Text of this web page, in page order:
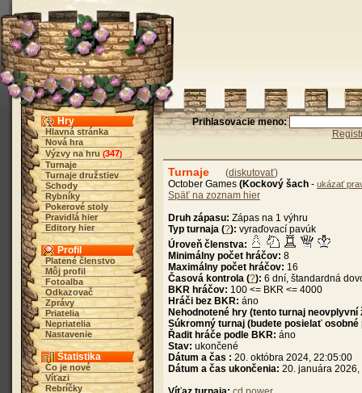
Hry
Hlavná stránka
Nová hra
Výzvy na hru (347)
Turnaje
Turnaje družstiev
Schody
Rybníky
Pokerové stoly
Pravidlá hier
Editory hier
Profil
Platené členstvo
Môj profil
Fotoalba
Odkazovač
Zprávy
Priatelia
Nepriatelia
Nastavenie
Štatistika
Čo je nové
Víťazi
Rebríčky
Prihlasovacie meno:
Turnaje (diskutovať)
October Games (Kockový šach - ukázať
Späť na zoznam hier
Druh zápasu: Zápas na 1 výhru
Typ turnaja (?): vyraďovací pavúk
Úroveň členstva:
Minimálny počet hráčov: 8
Maximálny počet hráčov: 16
Časová kontrola (?): 6 dní, štandardná
BKR hráčov: 100 <= BKR <= 4000
Hráči bez BKR: áno
Nehodnotené hry (tento turnaj neovplyvní
Súkromný turnaj (budete posielať osobné
Řadit hráče podle BKR: áno
Stav: ukončené
Dátum a čas : 20. októbra 2024, 22:05:00
Dátum a čas ukončenia: 20. januára 2026,